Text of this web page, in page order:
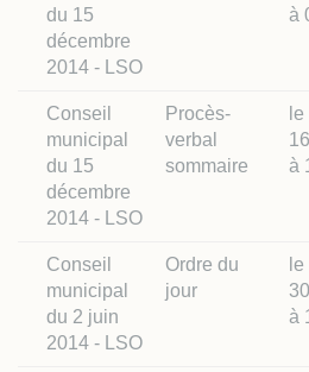
du 15
décembre
2014 - LSO
à
Conseil
municipal
du 15
décembre
2014 - LSO
Procès-
verbal
sommaire
le
à
Conseil
municipal
du 2 juin
2014 - LSO
Ordre du
jour
le
à